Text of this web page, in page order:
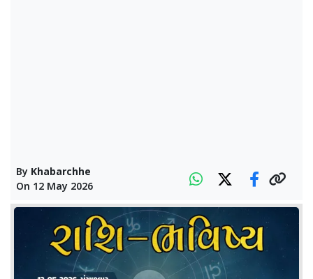
By Khabarchhe
On 12 May 2026